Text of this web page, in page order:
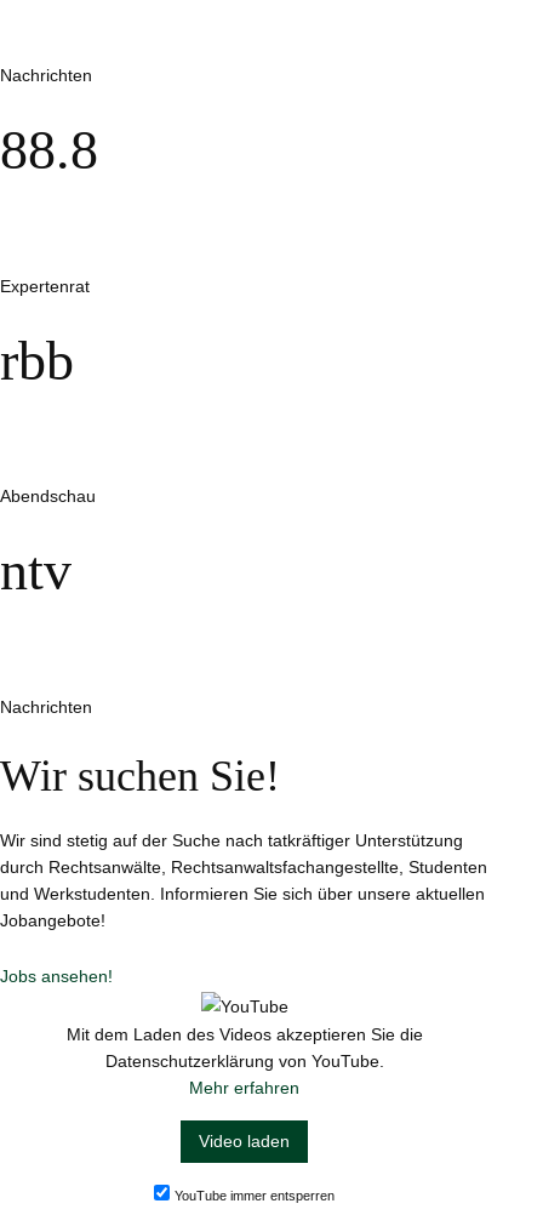
Nachrichten
88.8
Expertenrat
rbb
Abendschau
ntv
Nachrichten
Wir suchen Sie!
Wir sind stetig auf der Suche nach tatkräftiger Unterstützung
durch Rechtsanwälte, Rechtsanwaltsfachangestellte, Studenten
und Werkstudenten. Informieren Sie sich über unsere aktuellen
Jobangebote!
Jobs ansehen!
Mit dem Laden des Videos akzeptieren Sie die
Datenschutzerklärung von YouTube.
Mehr erfahren
Video laden
YouTube immer entsperren